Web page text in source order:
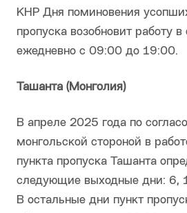
КНР Дня поминовения
пропуска возобновит работу
ежедневно с 09:00 до 19:00.
Ташанта (Монголия)
В апреле 2025 года по
монгольской стороной в
пункта пропуска Ташанта
следующие выходные дни: 6,
В остальные дни пункт